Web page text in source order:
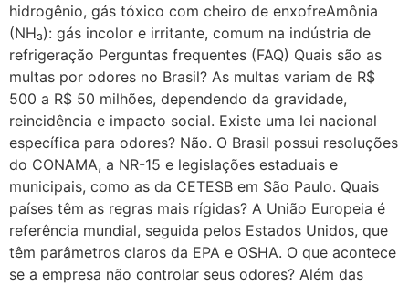
hidrogênio, gás tóxico com cheiro de enxofreAmônia
(NH₃): gás incolor e irritante, comum na indústria de
refrigeração Perguntas frequentes (FAQ) Quais são as
multas por odores no Brasil? As multas variam de R$
500 a R$ 50 milhões, dependendo da gravidade,
reincidência e impacto social. Existe uma lei nacional
específica para odores? Não. O Brasil possui resoluções
do CONAMA, a NR-15 e legislações estaduais e
municipais, como as da CETESB em São Paulo. Quais
países têm as regras mais rígidas? A União Europeia é
referência mundial, seguida pelos Estados Unidos, que
têm parâmetros claros da EPA e OSHA. O que acontece
se a empresa não controlar seus odores? Além das